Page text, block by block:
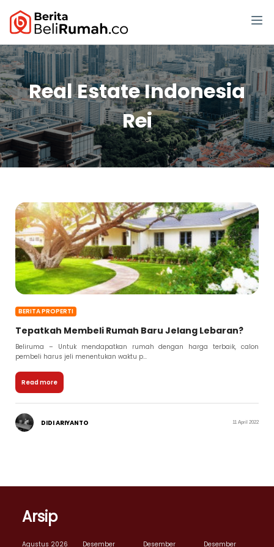
Real Estate Indonesia
Rei
BERITA PROPERTI
Tepatkah Membeli Rumah Baru Jelang Lebaran?
Beliruma – Untuk mendapatkan rumah dengan harga terbaik, calon
pembeli harus jeli menentukan waktu p...
Read more
DIDI ARIYANTO 11 April 2022
Arsip
Agustus 2026
Desember
Desember
Desember